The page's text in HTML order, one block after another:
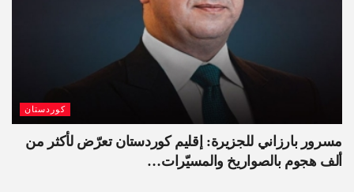
كوردستان
مسرور بارزاني للجزيرة: إقليم كوردستان تعرّض لأكثر من
ألف هجوم بالصواريخ والمسيّرات…